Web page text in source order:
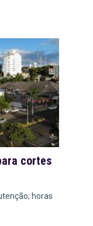
cortes
horas